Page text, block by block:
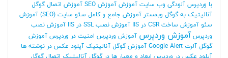
با وردپرس آلودگی وب سایت آموزش آموزش SEO
آموزش اتصال گوگل
آنالیتیک به گوگل وبمستر آموزش جامع و کامل سئو سایت (SEO)
آموزش
سئو آموزش ساخت CSR در IIS آموزش نصب SSL در IIS
آموزش نصب
وردپرس آموزش وردپرس آموزش وردپرس امنیت در وردپرس آموزش
گوگل آلرت Google Alert
آموزش گوگل آنالیتیک آپلود عکس در نوشته ها